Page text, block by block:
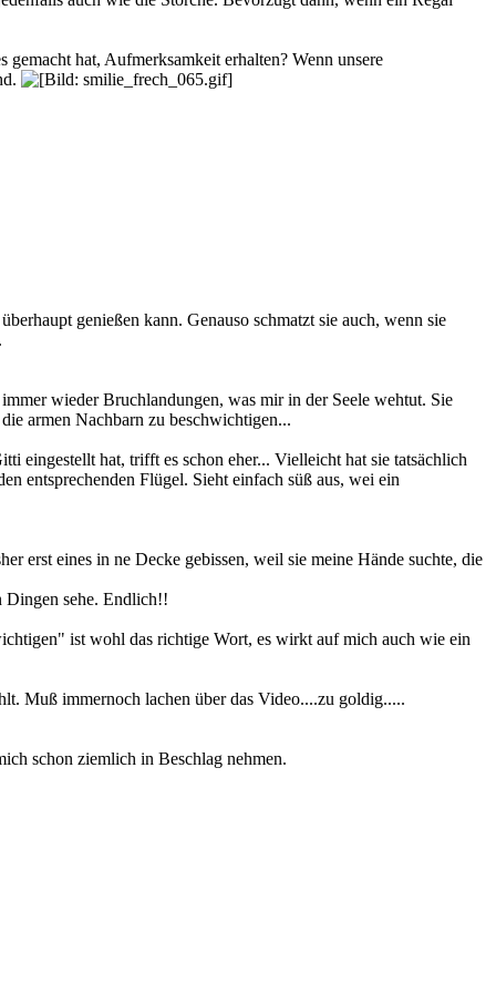
hat, Aufmerksamkeit erhalten? Wenn unsere
genießen kann. Genauso schmatzt sie auch, wenn sie
wieder Bruchlandungen, was mir in der Seele wehtut. Sie
armen Nachbarn zu beschwichtigen...
eingestellt hat, trifft es schon eher... Vielleicht hat sie tatsächlich
entsprechenden Flügel. Sieht einfach süß aus, wei ein
erst eines in ne Decke gebissen, weil sie meine Hände suchte, die
Dingen sehe. Endlich!!
ist wohl das richtige Wort, es wirkt auf mich auch wie ein
Muß immernoch lachen über das Video....zu goldig.....
schon ziemlich in Beschlag nehmen.